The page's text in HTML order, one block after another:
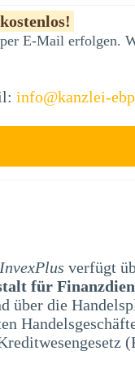
E-Mail erfolgen.
info@kanzlei-
InvexPlus verfügt
für
über die